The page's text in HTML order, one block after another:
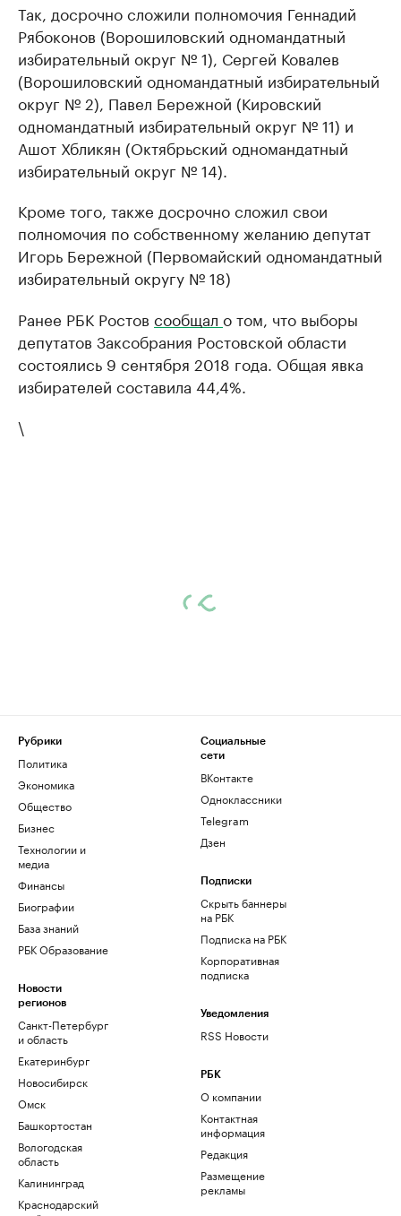
Так, досрочно сложили полномочия Геннадий
Рябоконов (Ворошиловский одномандатный
избирательный округ № 1), Сергей Ковалев
(Ворошиловский одномандатный избирательный
округ № 2), Павел Бережной (Кировский
одномандатный избирательный округ № 11) и
Ашот Хбликян (Октябрьский одномандатный
избирательный округ № 14).
Кроме того, также досрочно сложил свои
полномочия по собственному желанию депутат
Игорь Бережной (Первомайский одномандатный
избирательный округу № 18)
Ранее РБК Ростов сообщал о том, что выборы
депутатов Заксобрания Ростовской области
состоялись 9 сентября 2018 года. Общая явка
избирателей составила 44,4%.
\
Рубрики
Политика
Экономика
Общество
Бизнес
Технологии и
медиа
Финансы
Биографии
База знаний
РБК Образование
Новости
регионов
Санкт-Петербург
и область
Екатеринбург
Новосибирск
Омск
Башкортостан
Вологодская
область
Калининград
Краснодарский
Социальные
сети
ВКонтакте
Одноклассники
Telegram
Дзен
Подписки
Скрыть баннеры
на РБК
Подписка на РБК
Корпоративная
подписка
Уведомления
RSS Новости
РБК
О компании
Контактная
информация
Редакция
Размещение
рекламы